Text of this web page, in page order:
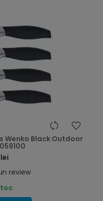
Wenko Black Outdoor
review